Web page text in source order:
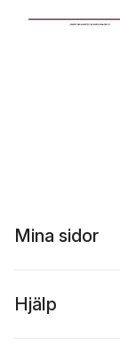
Mina sidor
Hjälp